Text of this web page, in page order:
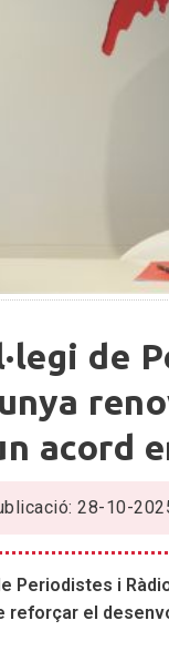
de
acord
28-10-
Periodistes i
reforçar el